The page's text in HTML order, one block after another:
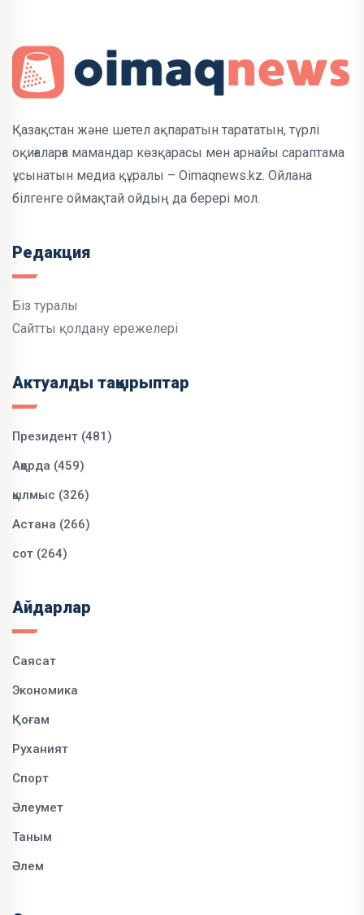
Қазақстан және шетел ақпаратын тарататын, түрлі
оқиғаларға мамандар көзқарасы мен арнайы сараптама
ұсынатын медиа құралы – Oimaqnews.kz. Ойлана
білгенге оймақтай ойдың да берері мол.
Редакция
Біз туралы
Сайтты қолдану ережелері
Актуалды тақырыптар
Президент (481)
Ақорда (459)
қылмыс (326)
Астана (266)
сот (264)
Айдарлар
Саясат
Экономика
Қоғам
Руханият
Спорт
Әлеумет
Таным
Әлем